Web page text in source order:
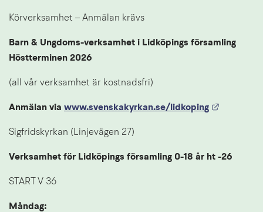
Körverksamhet – Anmälan krävs
Barn & Ungdoms-verksamhet i Lidköpings församling
Höstterminen 2026
(all vår verksamhet är kostnadsfri)
Anmälan via www.svenskakyrkan.se/lidkoping
Sigfridskyrkan (Linjevägen 27)
Verksamhet för Lidköpings församling 0-18 år ht -26
START V 36
Måndag: